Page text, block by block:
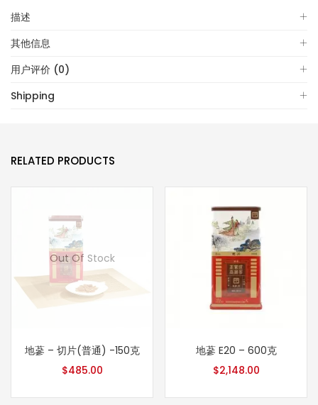
描述
其他信息
用户评价 (0)
Shipping
RELATED PRODUCTS
Out Of Stock
地蔘 – 切片(普通) -150克
$485.00
地蔘 E20 – 600克
$2,148.00